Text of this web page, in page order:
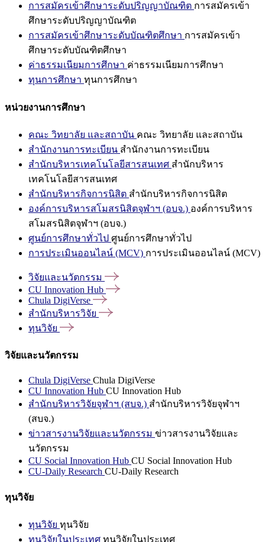
การสมัครเข้าศึกษาระดับปริญญาบัณฑิต การสมัครเข้า
ศึกษาระดับปริญญาบัณฑิต
การสมัครเข้าศึกษาระดับบัณฑิตศึกษา การสมัครเข้า
ศึกษาระดับบัณฑิตศึกษา
ค่าธรรมเนียมการศึกษา ค่าธรรมเนียมการศึกษา
ทุนการศึกษา ทุนการศึกษา
หน่วยงานการศึกษา
คณะ วิทยาลัย และสถาบัน คณะ วิทยาลัย และสถาบัน
สำนักงานการทะเบียน สำนักงานการทะเบียน
สำนักบริหารเทคโนโลยีสารสนเทศ สำนักบริหาร
เทคโนโลยีสารสนเทศ
สำนักบริหารกิจการนิสิต สำนักบริหารกิจการนิสิต
องค์การบริหารสโมสรนิสิตจุฬาฯ (อบจ.) องค์การบริหาร
สโมสรนิสิตจุฬาฯ (อบจ.)
ศูนย์การศึกษาทั่วไป ศูนย์การศึกษาทั่วไป
การประเมินออนไลน์ (MCV) การประเมินออนไลน์ (MCV)
วิจัยและนวัตกรรม
CU Innovation Hub
Chula DigiVerse
สำนักบริหารวิจัย
ทุนวิจัย
วิจัยและนวัตกรรม
Chula DigiVerse Chula DigiVerse
CU Innovation Hub CU Innovation Hub
สำนักบริหารวิจัยจุฬาฯ (สบจ.) สำนักบริหารวิจัยจุฬาฯ
(สบจ.)
ข่าวสารงานวิจัยและนวัตกรรม ข่าวสารงานวิจัยและ
นวัตกรรม
CU Social Innovation Hub CU Social Innovation Hub
CU-Daily Research CU-Daily Research
ทุนวิจัย
ทุนวิจัย ทุนวิจัย
ทุนวิจัยในประเทศ ทุนวิจัยในประเทศ